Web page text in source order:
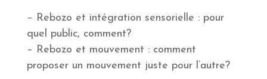
– Rebozo et intégration sensorielle : pour
quel public, comment?
– Rebozo et mouvement : comment
proposer un mouvement juste pour l’autre?